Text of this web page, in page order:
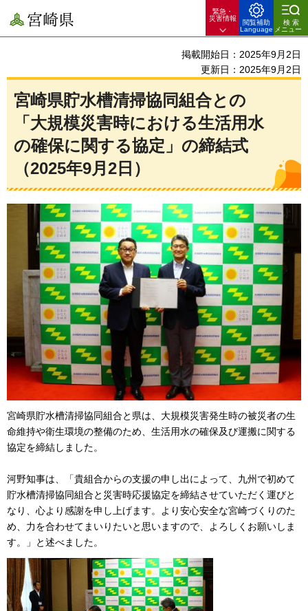
宮崎県
緊急・
災害情報
閲覧補助
Language
検索
メニュー
掲載開始日：2025年9月2日
更新日：2025年9月2日
宮崎県貯水槽清掃協同組合との
「大規模災害時における生活用水
の確保に関する協定」の締結式
（2025年9月2日）
宮崎県貯水槽清掃協同組合と県は、大規模災害発生時の被災者の生
命維持や衛生環境の整備のため、生活用水の確保及び運搬に関する
協定を締結しました。
河野知事は、「貴組合からの支援の申し出によって、九州で初めて
貯水槽清掃協同組合と災害時応援協定を締結させていただく運びと
なり、心より感謝を申し上げます。より安心安全な宮崎づくりのた
め、力を合わせてまいりたいと思いますので、よろしくお願いしま
す。」と述べました。